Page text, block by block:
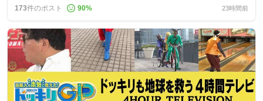
173件のポスト 90% 23時間前